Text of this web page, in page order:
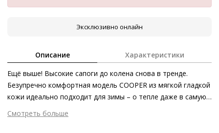
Эксклюзивно онлайн
Описание Характеристики
Ещё выше! Высокие сапоги до колена снова в тренде.
Безупречно комфортная модель COOPER из мягкой гладкой
кожи идеально подходит для зимы – о тепле даже в самую
морозную погоду позаботятся подкладка из овечьей
шерсти и профилированная подошва. В лучших традициях
Смотреть больше